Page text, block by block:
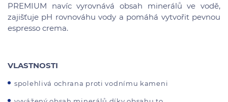
PREMIUM navíc vyrovnává obsah minerálů ve vodě,
zajišťuje pH rovnováhu vody a pomáhá vytvořit pevnou
espresso crema.
VLASTNOSTI
spolehlivá ochrana proti vodnímu kameni